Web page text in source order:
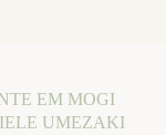
EM MOGI
UMEZAKI